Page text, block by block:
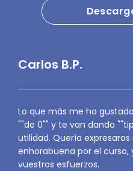
Carlos B.P.
Lo que más me ha
""de 0"" y te van dando
utilidad. Quería
enhorabuena por el
vuestros esfuerzos.